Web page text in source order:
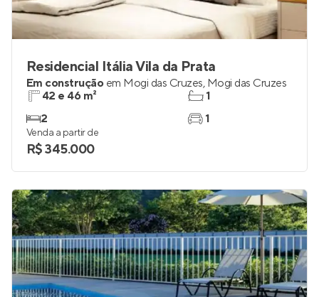
Residencial Itália Vila da Prata
Em construção em Mogi das Cruzes, Mogi das Cruzes
42 e 46 m²
2
1
1
Venda a partir de
R$ 345.000